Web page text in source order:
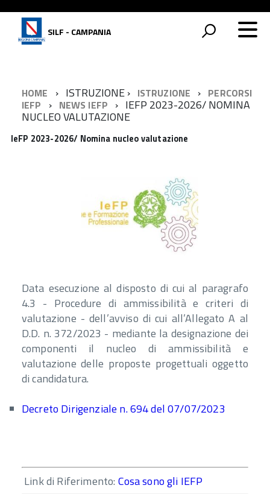
SILF - CAMPANIA
HOME ISTRUZIONE ISTRUZIONE
PERCORSI
IEFP
NEWS IEFP IEFP 2023-2026/ NOMINA
NUCLEO VALUTAZIONE
IeFP 2023-2026/ Nomina nucleo valutazione
Data esecuzione al disposto di cui al paragrafo
4.3 - Procedure di ammissibilità e criteri di
valutazione - dell’avviso di cui all’Allegato A al
D.D. n. 372/2023 - mediante la designazione dei
componenti il nucleo di ammissibilità e
valutazione delle proposte progettuali oggetto
di candidatura.
Decreto Dirigenziale n. 694 del 07/07/2023
Link di Riferimento: Cosa sono gli IEFP